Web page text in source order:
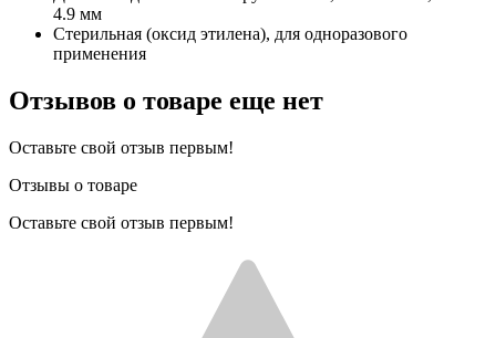
4.9 мм
Стерильная (оксид этилена), для одноразового
применения
Отзывов о товаре еще нет
Оставьте свой отзыв первым!
Отзывы о товаре
Оставьте свой отзыв первым!